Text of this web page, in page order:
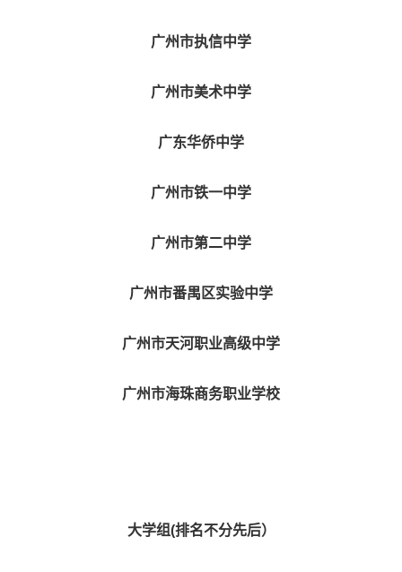
广州市执信中学
广州市美术中学
广东华侨中学
广州市铁一中学
广州市第二中学
广州市番禺区实验中学
广州市天河职业高级中学
广州市海珠商务职业学校
大学组(排名不分先后）